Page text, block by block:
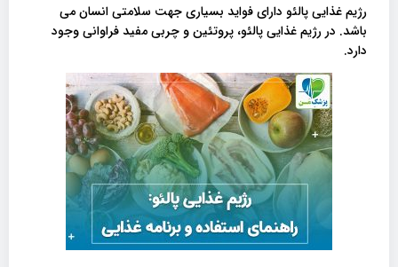
رژیم غذایی پالئو دارای فواید بسیاری جهت سلامتی انسان می
باشد. در رژیم غذایی پالئو، پروتئین و چربی مفید فراوانی وجود
دارد.